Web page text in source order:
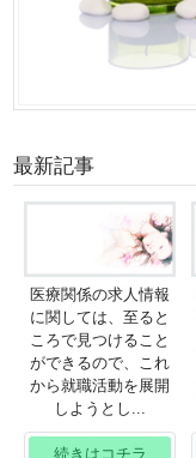
最新記事
医療関係の求人情報
に関しては、至ると
ころで見つけること
ができるので、これ
から就職活動を展開
しようとし...
続きはコチラ